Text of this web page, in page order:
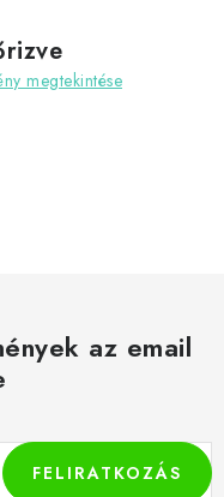
megtekintése
az email
FELIRATKOZÁS